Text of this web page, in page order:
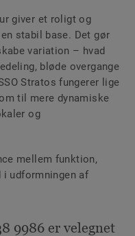
giver et roligt og
stabil base. Det gør
variation – hvad
bløde overgange
Stratos fungerer lige
til mere dynamiske
og
mellem funktion,
udformningen af
9986 er velegnet